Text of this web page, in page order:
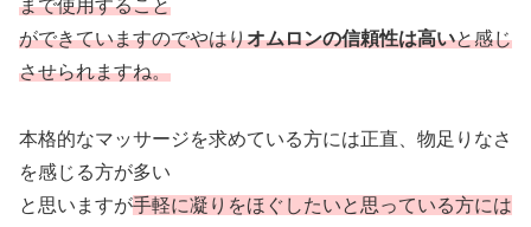
まで使用すること
ができていますのでやはりオムロンの信頼性は高いと感じ
させられますね。
本格的なマッサージを求めている方には正直、物足りなさ
を感じる方が多い
と思いますが手軽に凝りをほぐしたいと思っている方には